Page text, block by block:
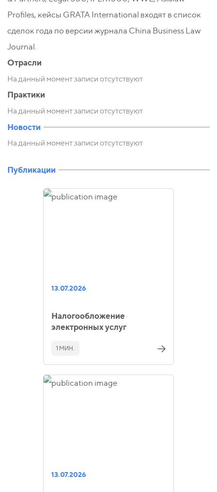
Profiles, кейсы GRATA International входят в список
сделок года по версии журнала China Business Law
Journal.
Отрасли
На данный момент записи отсутствуют
Практики
На данный момент записи отсутствуют
Новости
На данный момент записи отсутствуют
Публикации
13.07.2026
Налогообложение
электронных услуг
1 МИН.
13.07.2026